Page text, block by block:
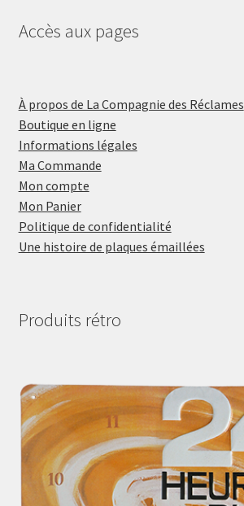
Accès aux pages
À propos de La Compagnie des Réclames
Boutique en ligne
Informations légales
Ma Commande
Mon compte
Mon Panier
Politique de confidentialité
Une histoire de plaques émaillées
Produits rétro